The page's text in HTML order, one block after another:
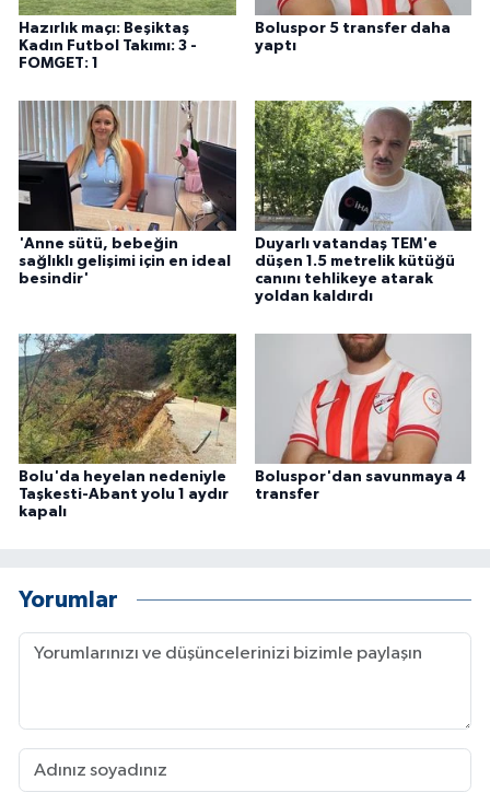
Hazırlık maçı: Beşiktaş
Kadın Futbol Takımı: 3 -
FOMGET: 1
Boluspor 5 transfer daha
yaptı
'Anne sütü, bebeğin
sağlıklı gelişimi için en ideal
besindir'
Duyarlı vatandaş TEM'e
düşen 1.5 metrelik kütüğü
canını tehlikeye atarak
yoldan kaldırdı
Bolu'da heyelan nedeniyle
Taşkesti-Abant yolu 1 aydır
kapalı
Boluspor'dan savunmaya 4
transfer
Yorumlar
Yerel Haberler